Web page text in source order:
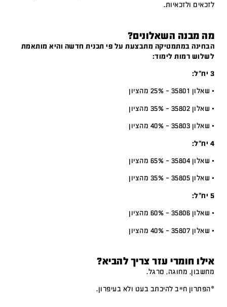
לזכאים ולזכאיות.
מה מבנה השאלונים?
הבחינה במתמטיקה מתבצעת על פי תכנית חדשה והיא מותאמת
לשלוש רמות לימוד:
3 יח”ל:
• שאלון 35801 – 25% מהציון
• שאלון 35802 – 35% מהציון
• שאלון 35803 – 40% מהציון
4 יח”ל:
• שאלון 35804 – 65% מהציון
• שאלון 35805 – 35% מהציון
5 יח”ל:
• שאלון 35806 – 60% מהציון
• שאלון 35807 – 40% מהציון
אילו חומרי עזר צריך להביא?
מחשבון, מחוגה, סרגל.
*הפתרון חייב להיכתב בעט ולא בעיפרון.